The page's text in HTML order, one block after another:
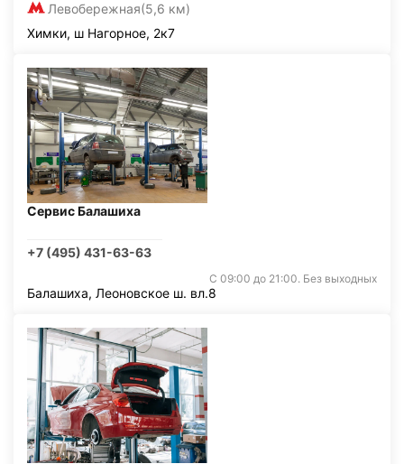
Левобережная(5,6 км)
Химки, ш Нагорное, 2к7
Сервис Балашиха
+7 (495) 431-63-63
С 09:00 до 21:00. Без выходных
Балашиха, Леоновское ш. вл.8